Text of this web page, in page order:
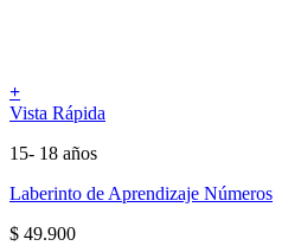
+
Vista Rápida
15- 18 años
Laberinto de Aprendizaje Números
$ 49.900